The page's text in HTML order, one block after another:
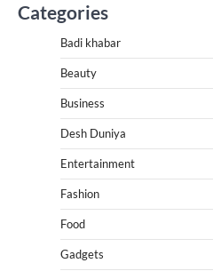
Categories
Badi khabar
Beauty
Business
Desh Duniya
Entertainment
Fashion
Food
Gadgets